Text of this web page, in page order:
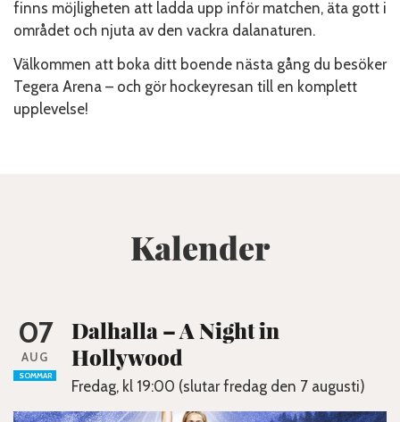
finns möjligheten att ladda upp inför matchen, äta gott i
området och njuta av den vackra dalanaturen.
Välkommen att boka ditt boende nästa gång du besöker
Tegera Arena – och gör hockeyresan till en komplett
upplevelse!
Kalender
07
AUG
SOMMAR
Dalhalla – A Night in
Hollywood
Fredag, kl 19:00 (slutar fredag den 7 augusti)